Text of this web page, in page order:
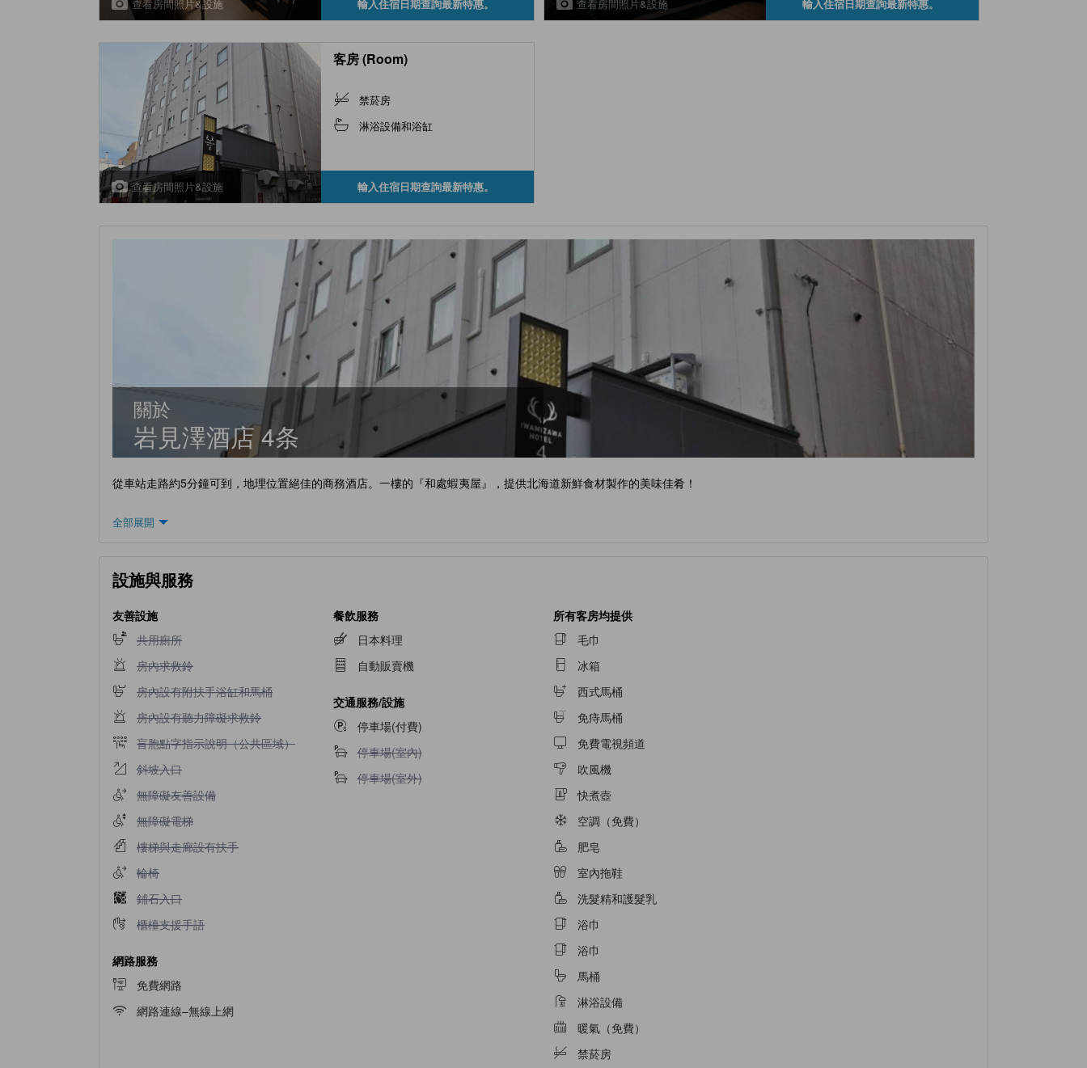
查看房間照片&設施 輸入住宿日期查詢最新特惠。 查看房間照片&設施 輸入住宿日期查詢最新特惠。
查看房間照片&設施
客房 (Room)
禁菸房
淋浴設備和浴缸
輸入住宿日期查詢最新特惠。
關於
岩見澤酒店 4条
從車站走路約5分鐘可到，地理位置絕佳的商務酒店。一樓的『和處蝦夷屋』，提供北海道新鮮食材製作的美味佳肴！
全部展開
設施與服務
友善設施
不提供共用廁所
共用廁所
不提供房內求救鈴
房內求救鈴
不提供房內設有附扶手浴缸和馬桶
房內設有附扶手浴缸和馬桶
不提供房內設有聽力障礙求救鈴
房內設有聽力障礙求救鈴
不提供盲胞點字指示說明（公共區域）
盲胞點字指示說明（公共區域）
不提供斜坡入口
斜坡入口
不提供無障礙友善設備
無障礙友善設備
不提供無障礙電梯
無障礙電梯
不提供樓梯與走廊設有扶手
樓梯與走廊設有扶手
不提供輪椅
輪椅
不提供鋪石入口
鋪石入口
不提供櫃檯支援手語
櫃檯支援手語
網路服務
免費網路
網路連線–無線上網
餐飲服務
日本料理
自動販賣機
交通服務/設施
停車場(付費)
不提供停車場(室內)
停車場(室內)
不提供停車場(室外)
停車場(室外)
所有客房均提供
毛巾
冰箱
西式馬桶
免痔馬桶
免費電視頻道
吹風機
快煮壺
空調（免費）
肥皂
室內拖鞋
洗髮精和護髮乳
浴巾
浴巾
馬桶
淋浴設備
暖氣（免費）
禁菸房